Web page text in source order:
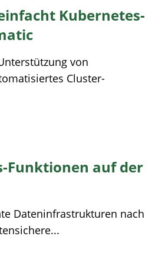
Kubernetes-
von
Cluster-
Funktionen auf der
Dateninfrastrukturen nach